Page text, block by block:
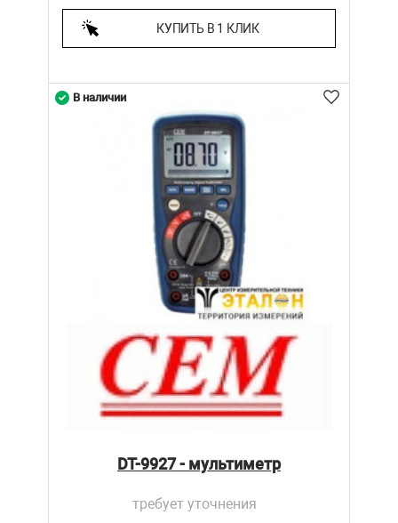
КУПИТЬ В 1 КЛИК
DT-9927 - мультиметр
требует уточнения
В наличии